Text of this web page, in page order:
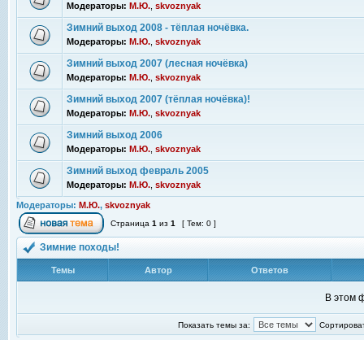
Модераторы: М.Ю. skvoznyak
Зимний выход 2008 - тёплая ночёвка.
Модераторы: М.Ю. skvoznyak
Зимний выход 2007 (лесная ночёвка)
Модераторы: М.Ю. skvoznyak
Зимний выход 2007 (тёплая ночёвка)!
Модераторы: М.Ю. skvoznyak
Зимний выход 2006
Модераторы: М.Ю. skvoznyak
Зимний выход февраль 2005
Модераторы: М.Ю. skvoznyak
Модераторы: М.Ю., skvoznyak
Страница 1 из 1 [ Тем: 0 ]
Зимние походы!
Темы Автор Ответов
В этом
Показать темы за: